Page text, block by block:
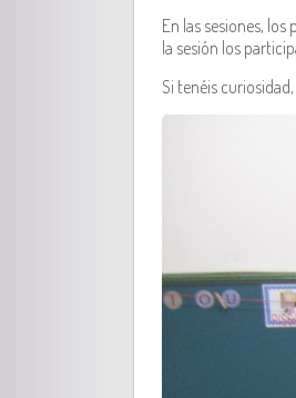
En las sesiones,
la sesión los
Si tenéis